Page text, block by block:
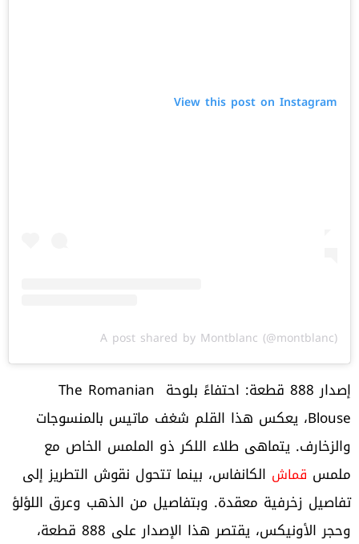
View this post on Instagram
A post shared by Montblanc (@montblanc)
إصدار 888 قطعة: احتفاءً بلوحة The Romanian
Blouse، يعكس هذا القلم شغف ماتيس بالمنسوجات
والزخارف. يتماهى طلاء اللكر ذو الملمس الخاص مع
ملمس قماش الكانفاس، بينما تتحول نقوش التطريز إلى
تفاصيل زخرفية معقدة. وبتفاصيل من الذهب وعرق اللؤلؤ
وحجر الأونيكس، يقتصر هذا الإصدار على 888 قطعة،